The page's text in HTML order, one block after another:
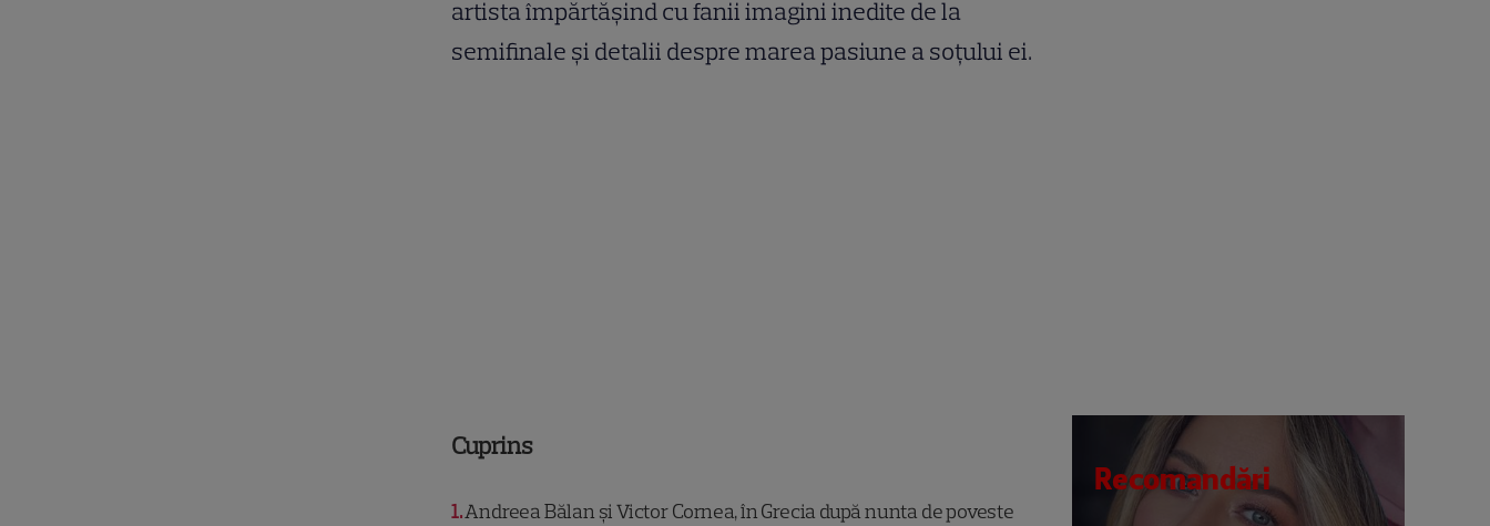
artista împărtășind cu fanii imagini inedite de la
semifinale și detalii despre marea pasiune a soțului ei.
Cuprins
1Andreea Bălan și Victor Cornea, în Grecia după nunta de poveste
Recomandări